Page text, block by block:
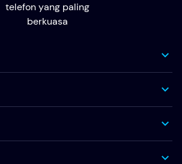
telefon yang paling
berkuasa